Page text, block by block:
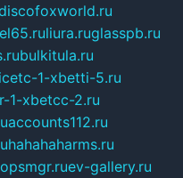
liura.ruglasspb.ru
bulkitula.ru
1-xbetti-5.ru
1-xbetcc-2.ru
accounts112.ru
hahahaharms.ru
opsmgr.ruev-gallery.ru